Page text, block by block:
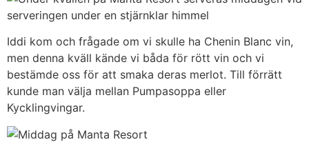
Iddi kom och frågade om vi skulle ha Chenin Blanc vin,
men denna kväll kände vi båda för rött vin och vi
bestämde oss för att smaka deras merlot. Till förrätt
kunde man välja mellan Pumpasoppa eller
Kycklingvingar.